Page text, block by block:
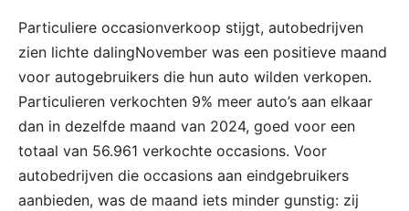
Particuliere occasionverkoop stijgt, autobedrijven
zien lichte dalingNovember was een positieve maand
voor autogebruikers die hun auto wilden verkopen.
Particulieren verkochten 9% meer auto’s aan elkaar
dan in dezelfde maand van 2024, goed voor een
totaal van 56.961 verkochte occasions. Voor
autobedrijven die occasions aan eindgebruikers
aanbieden, was de maand iets minder gunstig: zij